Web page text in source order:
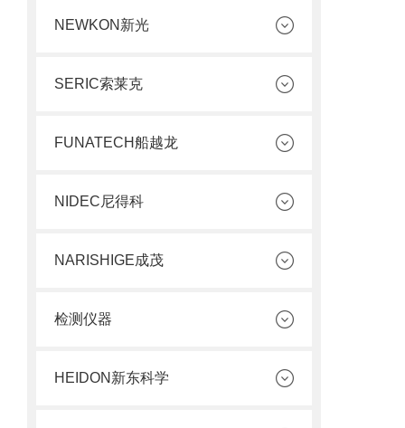
NEWKON新光
SERIC索莱克
FUNATECH船越龙
NIDEC尼得科
NARISHIGE成茂
检测仪器
HEIDON新东科学